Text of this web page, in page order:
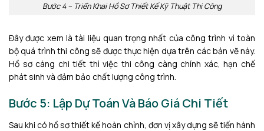
Bước 4 – Triển Khai Hồ Sơ Thiết Kế Kỹ Thuật Thi Công
Đây được xem là tài liệu quan trọng nhất của công trình vì toàn
bộ quá trình thi công sẽ được thực hiện dựa trên các bản vẽ này.
Hồ sơ càng chi tiết thì việc thi công càng chính xác, hạn chế
phát sinh và đảm bảo chất lượng công trình.
Bước 5: Lập Dự Toán Và Báo Giá Chi Tiết
Sau khi có hồ sơ thiết kế hoàn chỉnh, đơn vị xây dựng sẽ tiến hành